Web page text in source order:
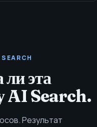
ли эта
AI Search.
Результат